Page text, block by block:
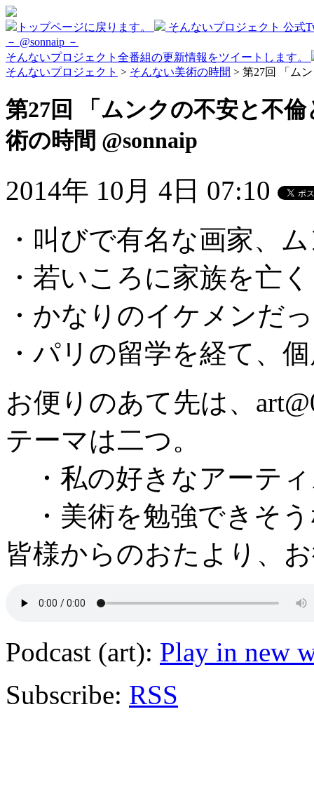
トップページに戻ります。
そんないプロジェクト 公式
－ @sonnaip －
そんないプロジェクト全番組の更新情報をツイートします。
そんないプロジェクト > そんない美術の時間 > 第27回 「ム
第27回 「ムンクの不安と不
術の時間 @sonnaip
2014年 10月 4日 07:10
・叫びで有名な画家、
・若いころに家族を亡
・かなりのイケメンだ
・パリの留学を経て、
お便りのあて先は、
テーマは二つ。
・私の好きなアーテ
・美術を勉強できそ
皆様からのおたより、
Podcast (art): Play in new
Subscribe: RSS